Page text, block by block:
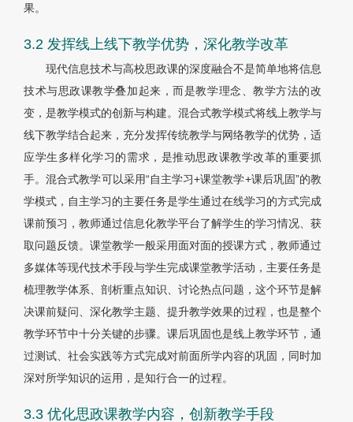
果。
3.2 发挥线上线下教学优势，深化教学改革
现代信息技术与高校思政课的深度融合不是简单地将信息
技术与思政课教学叠加起来，而是教学理念、教学方法的改
变，是教学模式的创新与构建。混合式教学模式将线上教学与
线下教学结合起来，充分发挥传统教学与网络教学的优势，适
应学生多样化学习的需求，是推动思政课教学改革的重要抓
手。混合式教学可以采用“自主学习+课堂教学+课后巩固”的教
学模式，自主学习的主要任务是学生通过在线学习的方式完成
课前预习，教师通过信息化教学平台了解学生的学习情况、获
取问题反馈。课堂教学一般采用面对面的授课方式，教师通过
多媒体等现代技术手段与学生完成课堂教学活动，主要任务是
梳理教学体系、剖析重点知识、讨论热点问题，这个环节是解
决课前疑问、深化教学主题、提升教学效果的过程，也是整个
教学环节中十分关键的步骤。课后巩固也是线上教学环节，通
过测试、社会实践等方式完成对前面所学内容的巩固，同时加
深对所学知识的运用，是知行合一的过程。
3.3 优化思政课教学内容，创新教学手段